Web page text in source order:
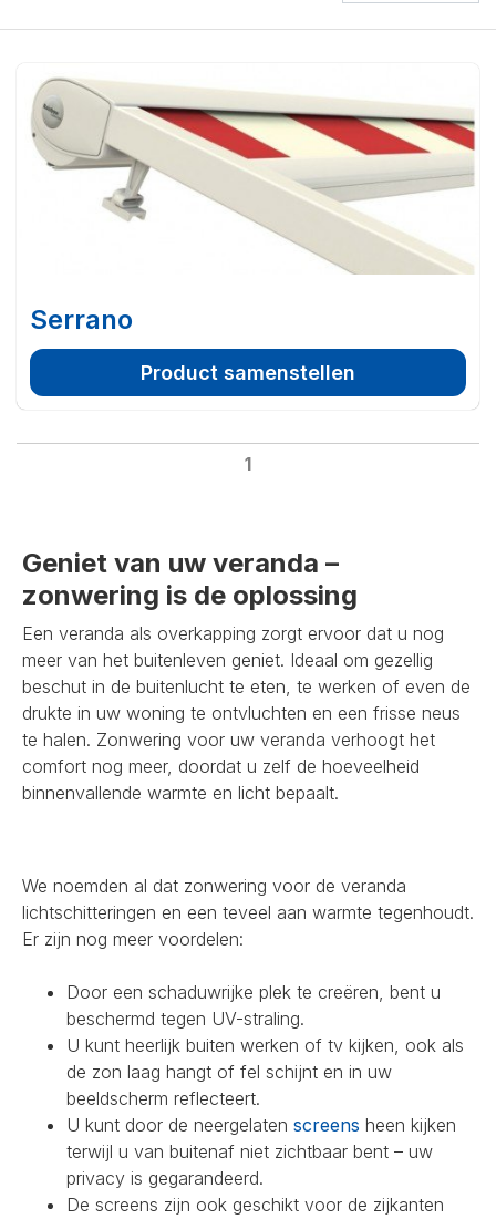
Serrano
Product samenstellen
1
Geniet van uw veranda –
zonwering is de oplossing
Een veranda als overkapping zorgt ervoor dat u nog
meer van het buitenleven geniet. Ideaal om gezellig
beschut in de buitenlucht te eten, te werken of even de
drukte in uw woning te ontvluchten en een frisse neus
te halen. Zonwering voor uw veranda verhoogt het
comfort nog meer, doordat u zelf de hoeveelheid
binnenvallende warmte en licht bepaalt.
We noemden al dat zonwering voor de veranda
lichtschitteringen en een teveel aan warmte tegenhoudt.
Er zijn nog meer voordelen:
Door een schaduwrijke plek te creëren, bent u
beschermd tegen UV-straling.
U kunt heerlijk buiten werken of tv kijken, ook als
de zon laag hangt of fel schijnt en in uw
beeldscherm reflecteert.
U kunt door de neergelaten screens heen kijken
terwijl u van buitenaf niet zichtbaar bent – uw
privacy is gegarandeerd.
De screens zijn ook geschikt voor de zijkanten